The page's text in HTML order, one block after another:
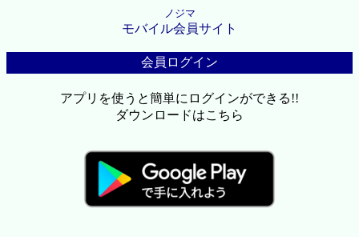
ノジマ
モバイル会員サイト
会員ログイン
アプリを使うと簡単にログインができる!!
ダウンロードはこちら